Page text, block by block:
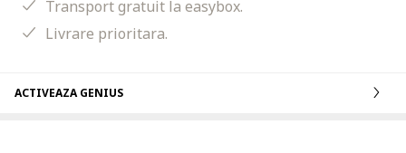
Transport gratuit la easybox.
Livrare prioritara.
ACTIVEAZA GENIUS